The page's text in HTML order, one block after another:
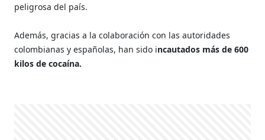
peligrosa del país.
Además, gracias a la colaboración con las autoridades
colombianas y españolas, han sido incautados más de 600
kilos de cocaína.